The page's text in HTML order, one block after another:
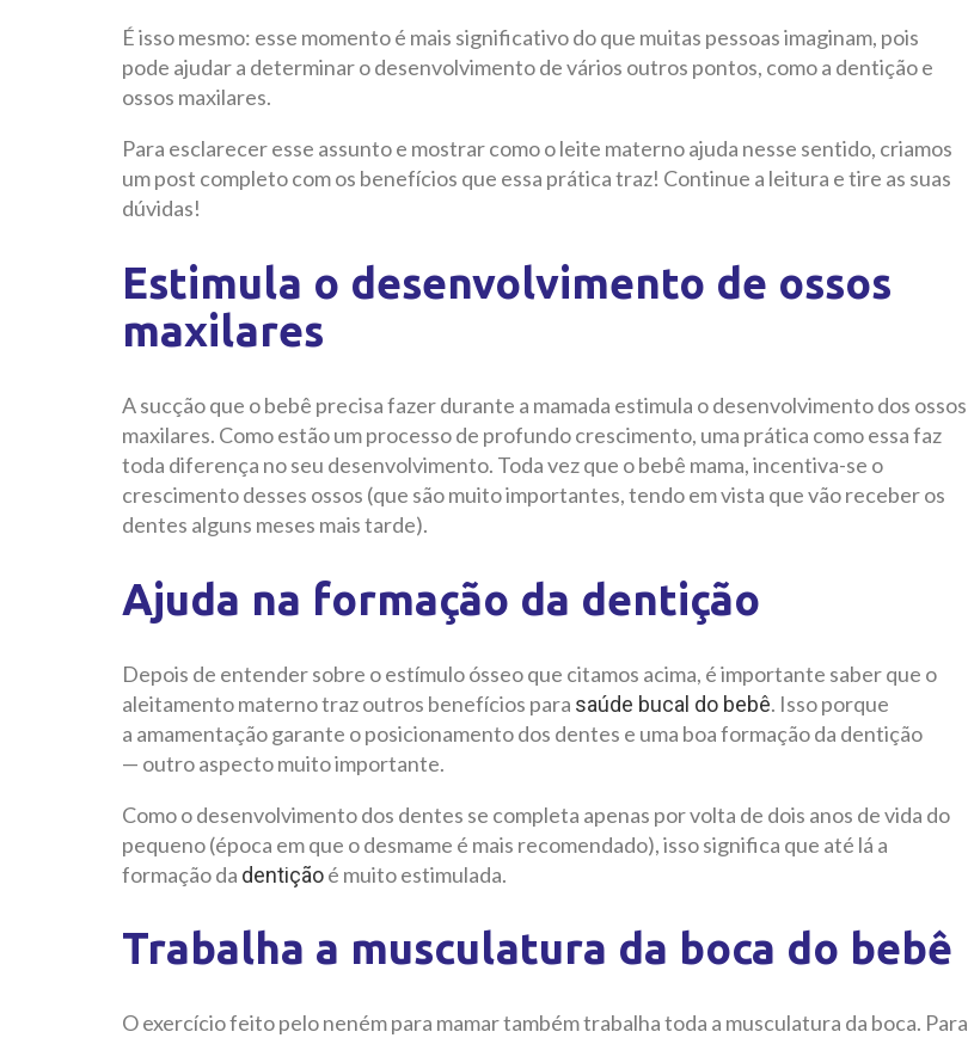
É isso mesmo: esse momento é mais significativo do que muitas pessoas imaginam, pois
pode ajudar a determinar o desenvolvimento de vários outros pontos, como a dentição e
ossos maxilares.
Para esclarecer esse assunto e mostrar como o leite materno ajuda nesse sentido, criamos
um post completo com os benefícios que essa prática traz! Continue a leitura e tire as suas
dúvidas!
Estimula o desenvolvimento de ossos
maxilares
A sucção que o bebê precisa fazer durante a mamada estimula o desenvolvimento dos ossos
maxilares. Como estão um processo de profundo crescimento, uma prática como essa faz
toda diferença no seu desenvolvimento. Toda vez que o bebê mama, incentiva-se o
crescimento desses ossos (que são muito importantes, tendo em vista que vão receber os
dentes alguns meses mais tarde).
Ajuda na formação da dentição
Depois de entender sobre o estímulo ósseo que citamos acima, é importante saber que o
aleitamento materno traz outros benefícios para saúde bucal do bebê. Isso porque
a amamentação garante o posicionamento dos dentes e uma boa formação da dentição
— outro aspecto muito importante.
Como o desenvolvimento dos dentes se completa apenas por volta de dois anos de vida do
pequeno (época em que o desmame é mais recomendado), isso significa que até lá a
formação da dentiçãoé muito estimulada.
Trabalha a musculatura da boca do bebê
O exercício feito pelo neném para mamar também trabalha toda a musculatura da boca. Para